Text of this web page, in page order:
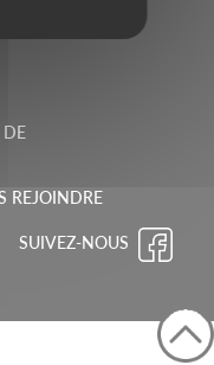
DE
REJOINDRE
SUIVEZ-NOUS